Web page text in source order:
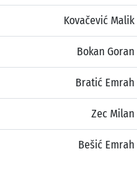
Kovačević Malik
Bokan Goran
Bratić Emrah
Zec Milan
Bešić Emrah